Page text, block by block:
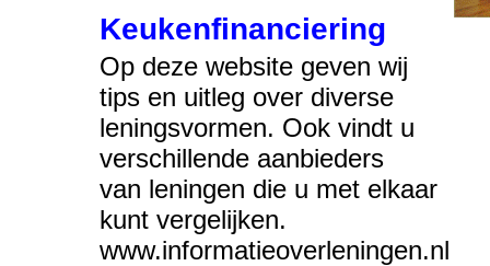
Keukenfinanciering
Op deze website geven wij
tips en uitleg over diverse
leningsvormen. Ook vindt u
verschillende aanbieders
van leningen die u met elkaar
kunt vergelijken.
www.informatieoverleningen.nl